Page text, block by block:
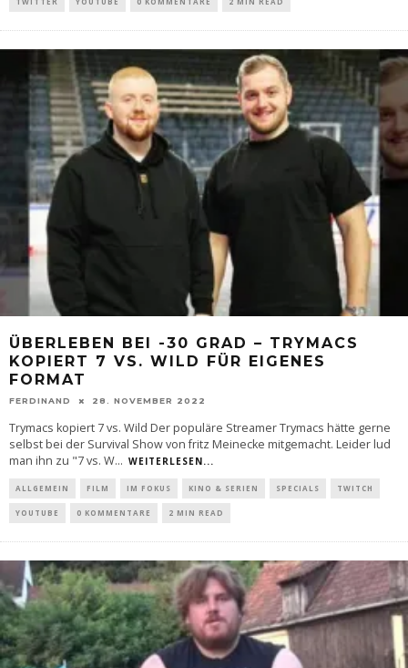
ÜBERLEBEN BEI -30 GRAD – TRYMACS
KOPIERT 7 VS. WILD FÜR EIGENES
FORMAT
FERDINAND 28. NOVEMBER 2022
Trymacs kopiert 7 vs. Wild Der populäre Streamer Trymacs hätte gerne
selbst bei der Survival Show von fritz Meinecke mitgemacht. Leider lud
man ihn zu "7 vs. W... WEITERLESEN...
ALLGEMEIN FILM IM FOKUS KINO & SERIEN SPECIALS TWITCH
YOUTUBE 0 KOMMENTARE 2 MIN READ